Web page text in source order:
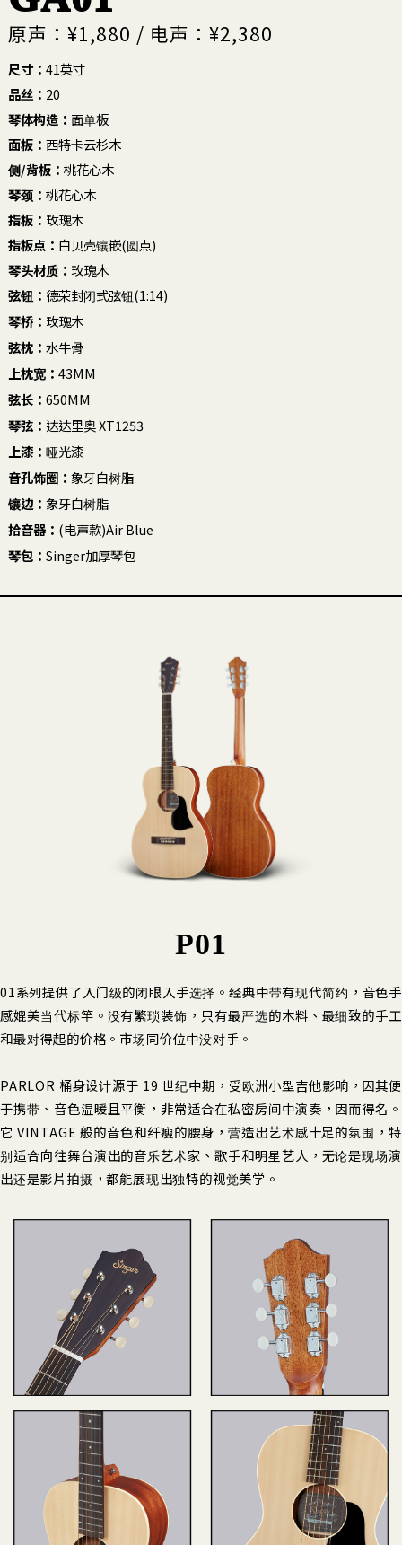
原声：¥1,880 / 电声：¥2,380
尺寸： 41英寸
品丝： 20
琴体构造： 面单板
面板： 西特卡云杉木
侧/背板： 桃花心木
琴颈： 桃花心木
指板： 玫瑰木
指板点： 白贝壳镶嵌(圆点)
琴头材质： 玫瑰木
弦钮： 德荣封闭式弦钮(1:14)
琴桥： 玫瑰木
弦枕： 水牛骨
上枕宽： 43MM
弦长： 650MM
琴弦： 达达里奥 XT1253
上漆： 哑光漆
音孔饰圈： 象牙白树脂
镶边： 象牙白树脂
拾音器： (电声款)Air Blue
琴包： Singer加厚琴包
P01
01系列提供了入门级的闭眼入手选择。经典中带有现代简约，音色手
感媲美当代标竿。没有繁琐装饰，只有最严选的木料、最细致的手工
和最对得起的价格。市场同价位中没对手。
PARLOR 桶身设计源于 19 世纪中期，受欧洲小型吉他影响，因其便
于携带、音色温暖且平衡，非常适合在私密房间中演奏，因而得名。
它 VINTAGE 般的音色和纤瘦的腰身，营造出艺术感十足的氛围，特
别适合向往舞台演出的音乐艺术家、歌手和明星艺人，无论是现场演
出还是影片拍摄，都能展现出独特的视觉美学。